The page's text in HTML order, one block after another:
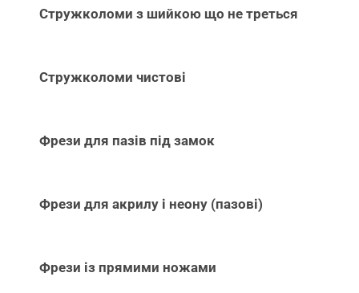
Стружколоми з шийкою що не треться
Стружколоми чистові
Фрези для пазів під замок
Фрези для акрилу і неону (пазові)
Фрези із прямими ножами